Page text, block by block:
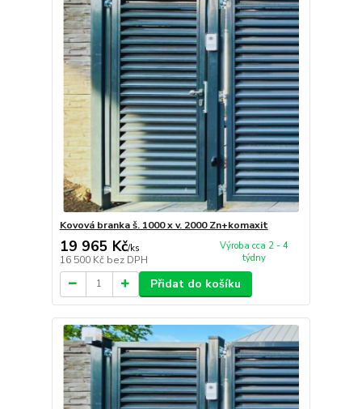
Kovová branka š. 1000 x v. 2000 Zn+komaxit
19 965 Kč/ks
16 500 Kč bez DPH
Výroba cca 2 - 4
týdny
Přidat do košíku